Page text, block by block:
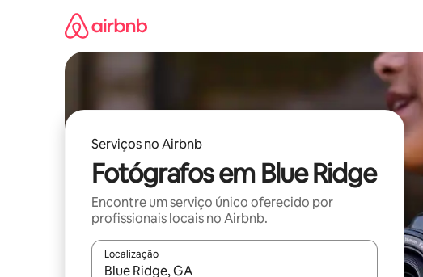
Serviços no Airbnb
Fotógrafos em Blue Ridge
Encontre um serviço único oferecido por
profissionais locais no Airbnb.
Localização
Quando os resultados estiverem disponíveis, explore-os